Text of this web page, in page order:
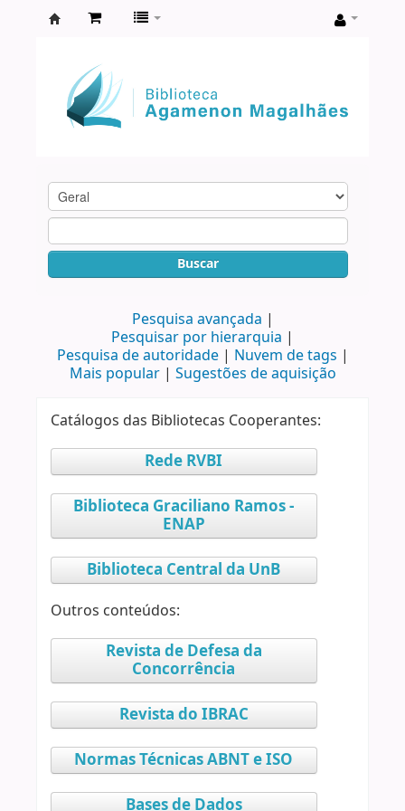
Agamenon
Magalhães
Buscar
Pesquisa avançada
Pesquisar por hierarquia
Pesquisa de autoridade
Nuvem de tags
Mais popular
Sugestões de aquisição
Catálogos das Bibliotecas Cooperantes:
Rede RVBI
Biblioteca Graciliano Ramos -
ENAP
Biblioteca Central da UnB
Outros conteúdos:
Revista de Defesa da
Concorrência
Revista do IBRAC
Normas Técnicas ABNT e ISO
Bases de Dados